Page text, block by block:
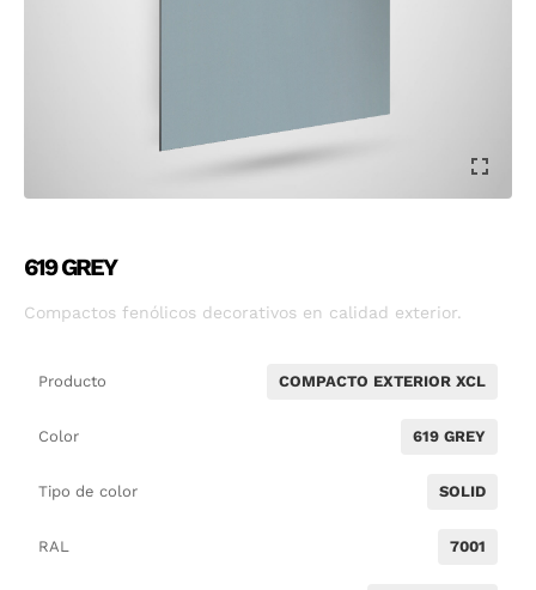
619 GREY
Compactos fenólicos decorativos en calidad exterior.
Producto COMPACTO EXTERIOR XCL
Color 619 GREY
Tipo de color SOLID
RAL 7001